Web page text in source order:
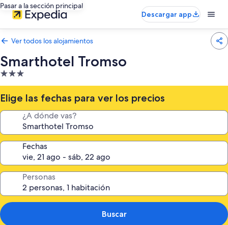
Pasar a la sección principal
Descargar app
Ver todos los alojamientos
Smarthotel Tromso
Alojamiento
de
3.0 estrellas
Elige las fechas para ver los precios
¿A dónde vas?
Fechas
Personas
Buscar